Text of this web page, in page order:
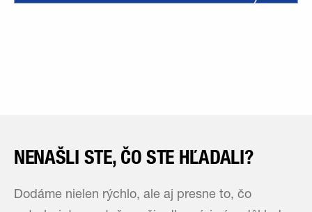
NENAŠLI STE, ČO STE HĽADALI?
Dodáme nielen rýchlo, ale aj presne to, čo